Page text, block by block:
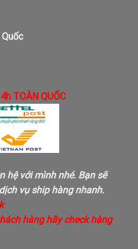
TOÀN QUỐC
hệ với mình nhé. Bạn sẽ
vụ ship hàng nhanh.
hàng hãy check hàng